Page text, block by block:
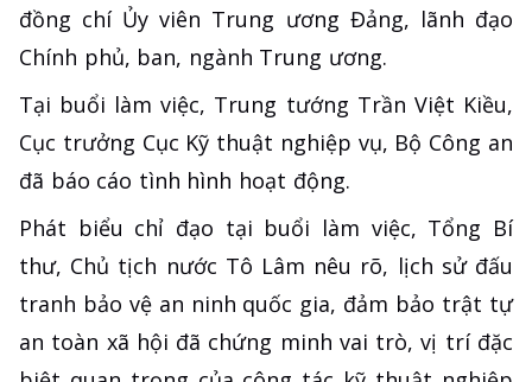
đồng chí Ủy viên Trung ương Đảng, lãnh đạo
Chính phủ, ban, ngành Trung ương.
Tại buổi làm việc, Trung tướng Trần Việt Kiều,
Cục trưởng Cục Kỹ thuật nghiệp vụ, Bộ Công an
đã báo cáo tình hình hoạt động.
Phát biểu chỉ đạo tại buổi làm việc, Tổng Bí
thư, Chủ tịch nước Tô Lâm nêu rõ, lịch sử đấu
tranh bảo vệ an ninh quốc gia, đảm bảo trật tự
an toàn xã hội đã chứng minh vai trò, vị trí đặc